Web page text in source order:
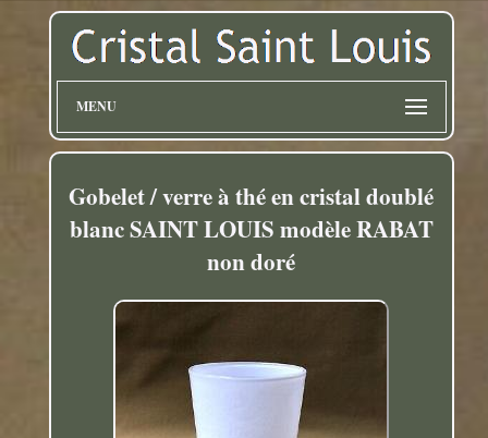
MENU
Gobelet / verre à thé en cristal doublé
blanc SAINT LOUIS modèle RABAT
non doré